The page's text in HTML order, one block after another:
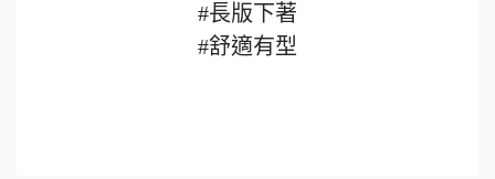
#長版下著
#舒適有型